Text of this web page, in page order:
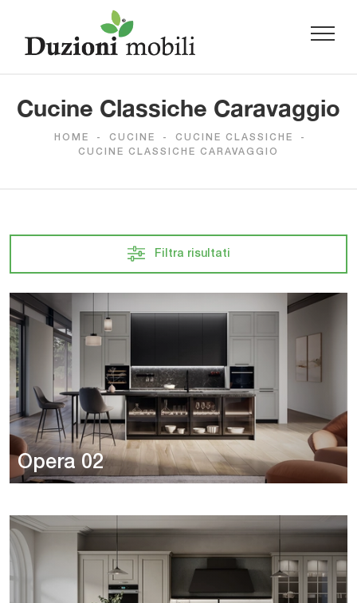
Cucine Classiche Caravaggio
HOME - CUCINE - CUCINE CLASSICHE
-
CUCINE CLASSICHE CARAVAGGIO
Filtra risultati
Opera 02